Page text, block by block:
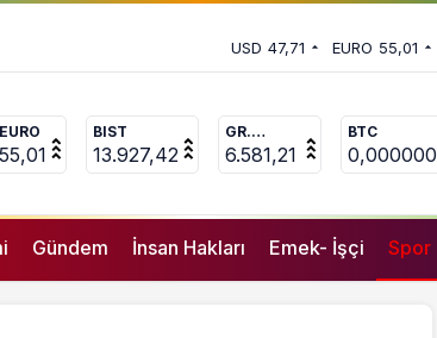
USD 47,71 EURO 55,01
EURO
55,01
BIST
13.927,42
GR.
ALTIN
6.581,21
BTC
0,000000
Gündem İnsan Hakları Emek- İşçi Spor
5. düzenlendi